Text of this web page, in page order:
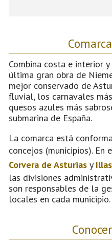
Combina costa e interior
última gran obra de
mejor conservado de
fluvial, los carnavales
quesos azules más
submarina de España.
La comarca está
concejos (municipios). En
Corvera de Asturias y Illas
las divisiones
son responsables de la
locales en cada municipio.